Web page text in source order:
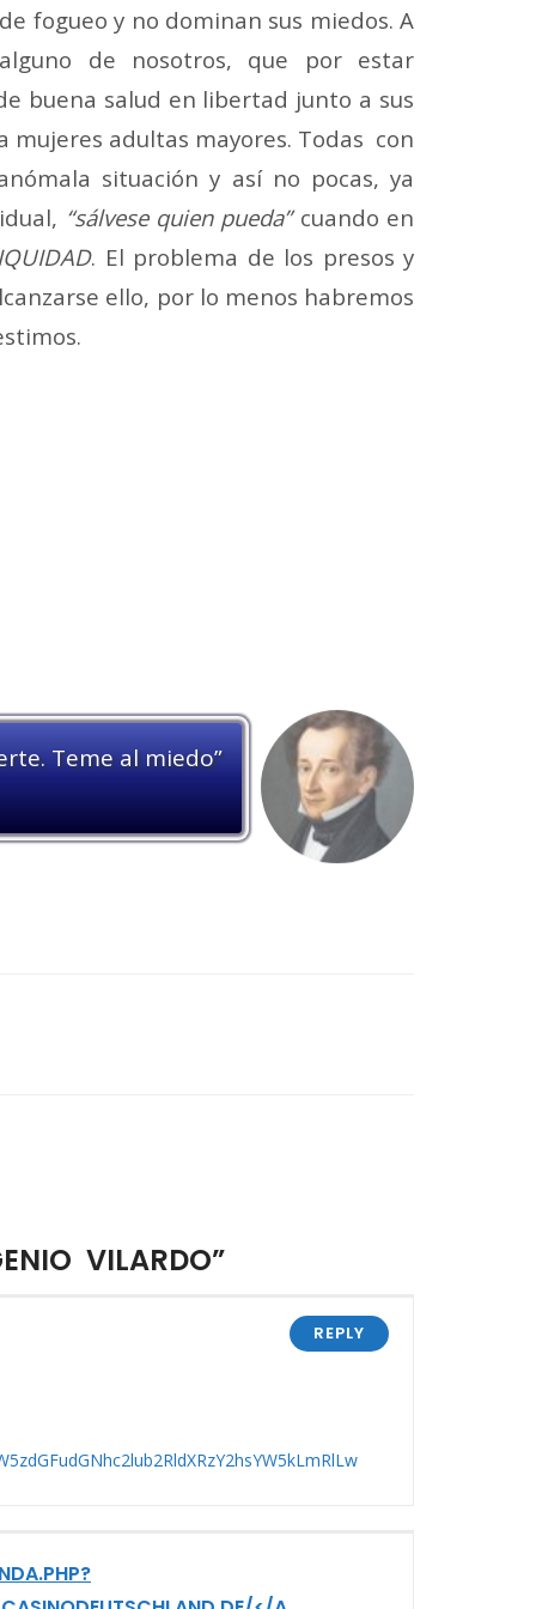
fogueo y no dominan sus miedos. A
de nosotros, que por estar
buena salud en libertad junto a sus
mujeres adultas mayores. Todas con
situación y así no pocas, ya
“sálvese quien pueda”cuando en
. El problema de los presos y
ello, por lo menos habremos
Teme al miedo”
VILARDO”
REPLY